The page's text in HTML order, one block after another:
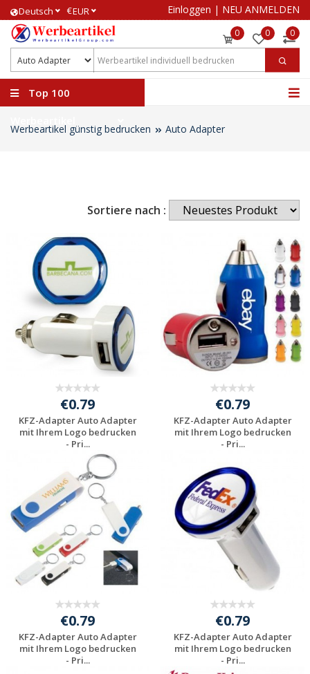
Deutsch €EUR Einloggen | NEU ANMELDEN
0 0 0
Top 100
Werbeartikel günstig bedrucken Auto Adapter
Sortiere nach :
€0.79
KFZ-Adapter Auto Adapter
mit Ihrem Logo bedrucken
- Pri...
Individuelle
Werbeartikel
anfragen
€0.79
KFZ-Adapter Auto Adapter
mit Ihrem Logo bedrucken
- Pri...
Individuelle
Werbeartikel
anfragen
€0.79
KFZ-Adapter Auto Adapter
mit Ihrem Logo bedrucken
- Pri...
€0.79
KFZ-Adapter Auto Adapter
mit Ihrem Logo bedrucken
- Pri...